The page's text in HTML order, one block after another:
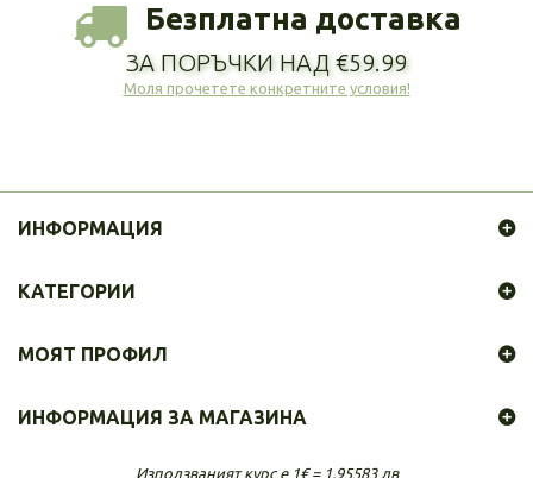
Безплатна доставка
ЗА ПОРЪЧКИ НАД €59.99
Моля прочетете конкретните условия!
ИНФОРМАЦИЯ
КАТЕГОРИИ
МОЯТ ПРОФИЛ
ИНФОРМАЦИЯ ЗА МАГАЗИНА
Използваният курс е 1€ = 1.95583 лв